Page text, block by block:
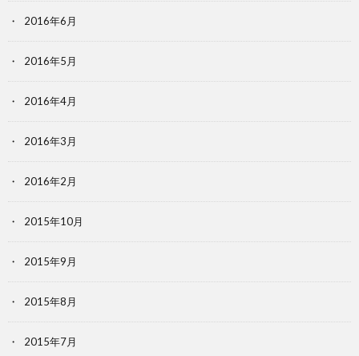
2016年6月
2016年5月
2016年4月
2016年3月
2016年2月
2015年10月
2015年9月
2015年8月
2015年7月